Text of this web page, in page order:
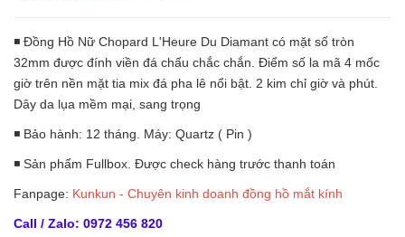
◾ Đồng Hồ Nữ Chopard L'Heure Du Diamant có mặt số tròn
32mm được đính viền đá chấu chắc chắn. Điểm số la mã 4 mốc
giờ trên nền mặt tia mix đá pha lê nổi bật. 2 kim chỉ giờ và phút.
Dây da lụa mềm mại, sang trọng
◾ Bảo hành: 12 tháng. Máy: Quartz ( Pin )
◾ Sản phẩm Fullbox. Được check hàng trước thanh toán
Fanpage: Kunkun - Chuyên kinh doanh đồng hồ mắt kính
Call / Zalo: 0972 456 820